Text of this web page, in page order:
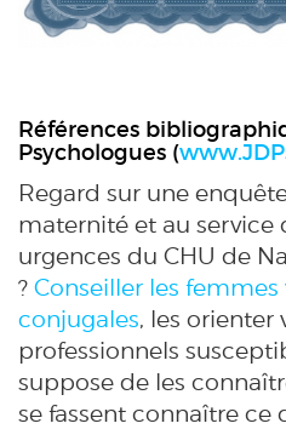
Références
Psychologues (
Regard sur une
maternité et au service
urgences du CHU de
? Conseiller les
conjugales, les orienter
professionnels
suppose de les
se fassent connaître ce